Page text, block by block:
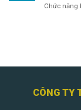
Chức năng
CÔNG TY